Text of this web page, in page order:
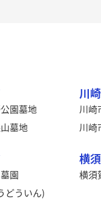
園墓地
墓地
園
どういん)
川
川崎
川崎
横
横須